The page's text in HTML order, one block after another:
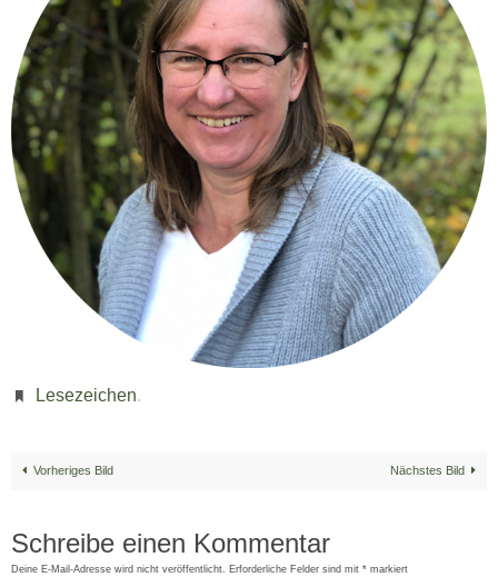
Lesezeichen.
Vorheriges Bild Nächstes Bild
Schreibe einen Kommentar
Deine E-Mail-Adresse wird nicht veröffentlicht. Erforderliche Felder sind mit * markiert